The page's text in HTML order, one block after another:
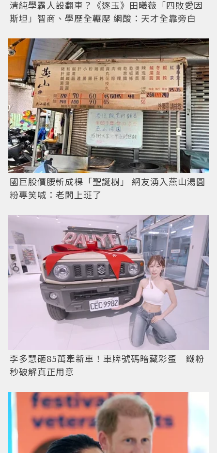
清純學霸人設翻車？《逐玉》田曦薇「四敗愛因
斯坦」智商、學歷全輾壓 網酸：天才全靠旁白
國巨股價腰斬成棵「聖誕樹」 網友湧入燕山湯圓
粉專笑喊：老闆上班了
李多慧砸85萬牽新車！車牌號碼暗藏彩蛋 鐵粉
秒破解真正用意